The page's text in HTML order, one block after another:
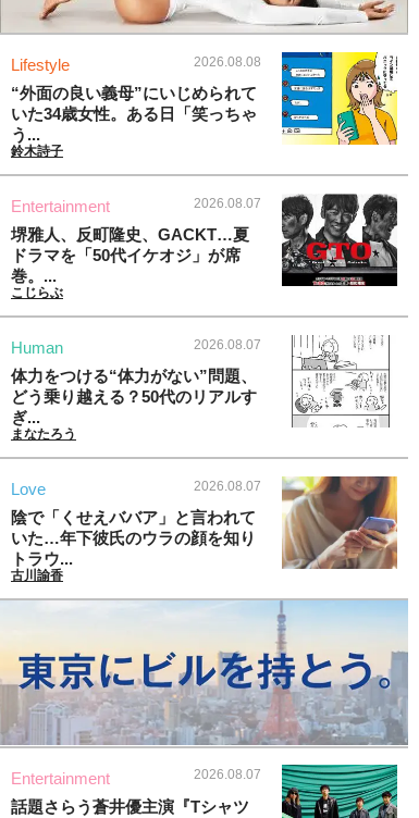
Lifestyle 2026.08.08
“外面の良い義母”にいじめられて
いた34歳女性。ある日「笑っちゃ
う...
鈴木詩子
Entertainment 2026.08.07
堺雅人、反町隆史、GACKT…夏
ドラマを「50代イケオジ」が席
巻。...
こじらぶ
Human 2026.08.07
体力をつける“体力がない”問題、
どう乗り越える？50代のリアルす
ぎ...
まなたろう
Love 2026.08.07
陰で「くせえババア」と言われて
いた…年下彼氏のウラの顔を知り
トラウ...
古川諭香
Entertainment 2026.08.07
話題さらう蒼井優主演『Tシャツ